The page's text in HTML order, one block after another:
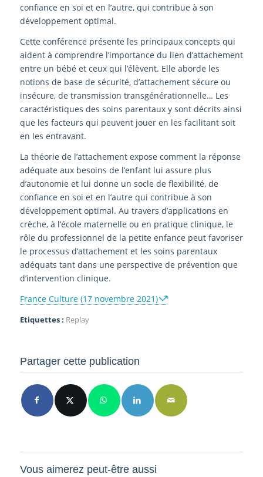
confiance en soi et en l’autre, qui contribue à son
développement optimal.
Cette conférence présente les principaux concepts qui
aident à comprendre l’importance du lien d’attachement
entre un bébé et ceux qui l’élèvent. Elle aborde les
notions de base de sécurité, d’attachement sécure ou
insécure, de transmission transgénérationnelle… Les
caractéristiques des soins parentaux y sont décrits ainsi
que les facteurs qui peuvent jouer en les facilitant soit
en les entravant.
La théorie de l’attachement expose comment la réponse
adéquate aux besoins de l’enfant lui assure plus
d’autonomie et lui donne un socle de flexibilité, de
confiance en soi et en l’autre qui contribue à son
développement optimal. Au travers d’applications en
crèche, à l’école maternelle ou en pratique clinique, le
rôle du professionnel de la petite enfance peut favoriser
le processus d’attachement et les soins parentaux
adéquats tant dans une perspective de prévention que
d’intervention clinique.
France Culture (17 novembre 2021)
Etiquettes : Replay
Partager cette publication
Vous aimerez peut-être aussi